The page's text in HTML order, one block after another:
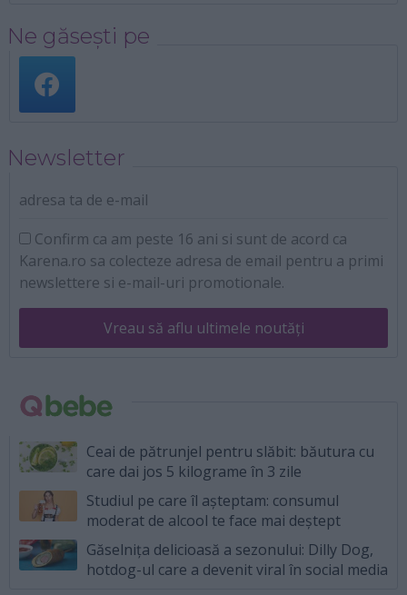
Ne găsești pe
Newsletter
adresa ta de e-mail
Confirm ca am peste 16 ani si sunt de acord ca
Karena.ro sa colecteze adresa de email pentru a primi
newslettere si e-mail-uri promotionale.
Vreau să aflu ultimele noutăți
Ceai de pătrunjel pentru slăbit: băutura cu
care dai jos 5 kilograme în 3 zile
Studiul pe care îl așteptam: consumul
moderat de alcool te face mai deștept
Găselnița delicioasă a sezonului: Dilly Dog,
hotdog-ul care a devenit viral în social media